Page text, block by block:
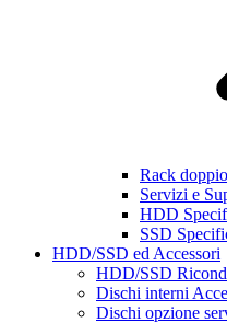
Rack
Servizi e
HDD
SSD
HDD/SSD ed Accessori
HDD/SSD
Dischi interni
Dischi opzione